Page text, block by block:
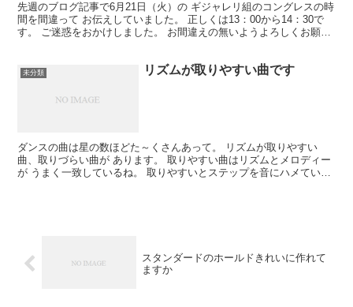
先週のブログ記事で6月21日（火）の ギジャレリ組のコングレスの時
間を間違って お伝えしていました。 正しくは13：00から14：30で
す。 ご迷惑をおかけしました。 お間違えの無いようよろしくお願い
未分類 リズムが取りやすい曲です
ダンスの曲は星の数ほどた～くさんあって。 リズムが取りやすい
曲、取りづらい曲が あります。 取りやすい曲はリズムとメロディー
が うまく一致しているね。 取りやすいとステップを音にハメていき
スタンダードのホールドきれいに作れて
ますか